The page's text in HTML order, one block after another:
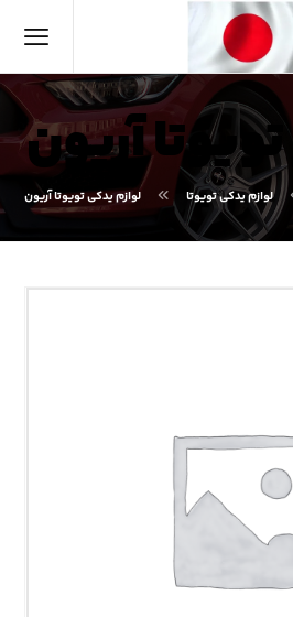
آریون
لوازم یدکی تویوتا لوازم یدکی تویوتا آریون